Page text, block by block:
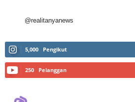
@realitanyanews
5,000 Pengikut
250 Pelanggan